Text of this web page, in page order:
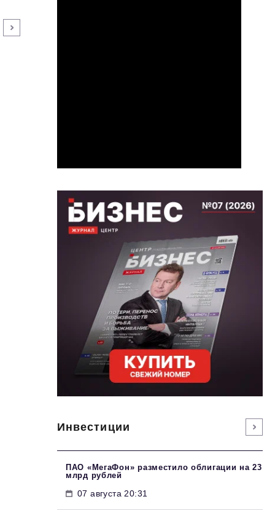
Инвестиции
ПАО «МегаФон» разместило облигации на 23
млрд рублей
07 августа 20:31